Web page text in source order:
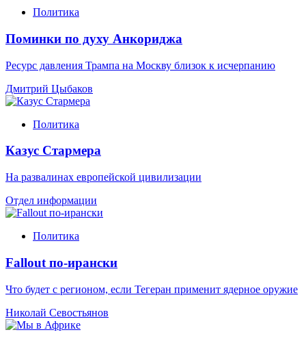
Политика
Поминки по духу Анкориджа
Ресурс давления Трампа на Москву близок к исчерпанию
Дмитрий Цыбаков
Политика
Казус Стармера
На развалинах европейской цивилизации
Отдел информации
Политика
Fallout по-ирански
Что будет с регионом, если Тегеран применит ядерное оружие
Николай Севостьянов